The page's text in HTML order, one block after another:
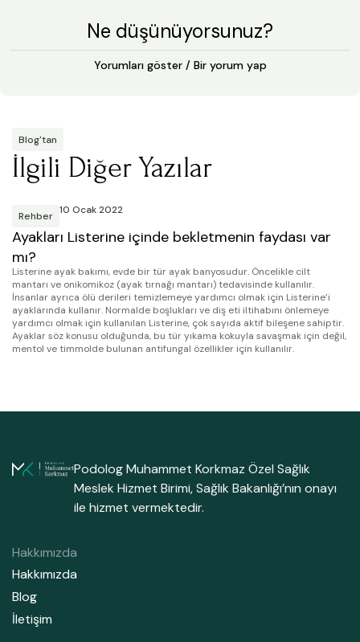
Ne düşünüyorsunuz?
Yorumları göster / Bir yorum yap
Blog'tan
İlgili Diğer Yazılar
Rehber 10 Ocak 2022
Ayakları Listerine içinde bekletmenin faydası var
mı?
Listerine ayak bakımı, evde bir tür ayak banyosudur. Öncelikle cilt
mantarı ve onikomikoz (ayak tırnağı mantarı) tedavisinde kullanılır.
İnsanlar ayrıca ölü derileri temizlemeye yardımcı olmak için Listerine’i
ayaklarında kullanır. Normalde boşlukları ve diş eti iltihabını önlemeye
yardımcı olmak için kullanılan Listerine, çok sayıda aktif bileşene sahiptir.
Ayaklar söz konusu olduğunda, bu tür yıkama kokuyla savaşmak için değil,
mentol ve timmolde bulunan antifungal özellikler için kullanılır.
Podolog Muhammet Korkmaz Özel Sağlık
Meslek Hizmet Birimi, Sağlık Bakanlığı’nın onayı
ile hizmet vermektedir.
Hakkımızda
Hakkımızda
Blog
İletişim